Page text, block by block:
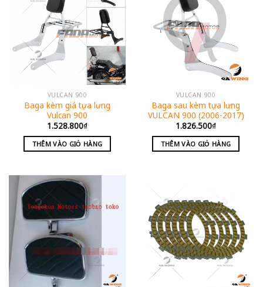
VULCAN 900
Baga kèm giá tựa lưng
Vulcan 900
1.528.800₫
THÊM VÀO GIỎ HÀNG
VULCAN 900
Baga sau kèm tựa lưng
VULCAN 900 (2006-2017)
1.826.500₫
THÊM VÀO GIỎ HÀNG